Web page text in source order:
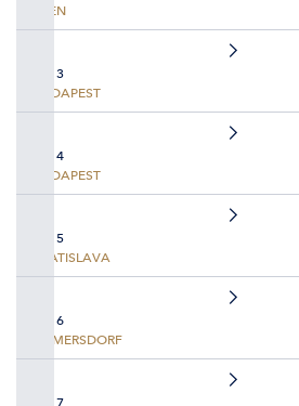
WIEN
TAG 3
BUDAPEST
TAG 4
BUDAPEST
TAG 5
BRATISLAVA
TAG 6
EMMERSDORF
TAG 7